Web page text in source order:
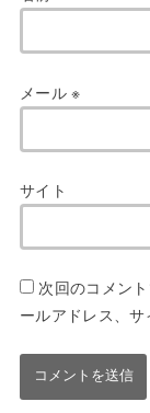
メール※
サイト
次回のコメン
ールアドレス、サ